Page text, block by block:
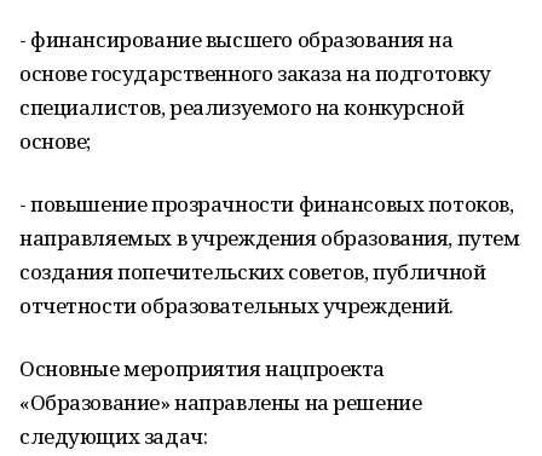
- финансирование высшего образования на
основе государственного заказа на подготовку
специалистов, реализуемого на конкурсной
основе;
- повышение прозрачности финансовых потоков,
направляемых в учреждения образования, путем
создания попечительских советов, публичной
отчетности образовательных учреждений.
Основные мероприятия нацпроекта
«Образование» направлены на решение
следующих задач: